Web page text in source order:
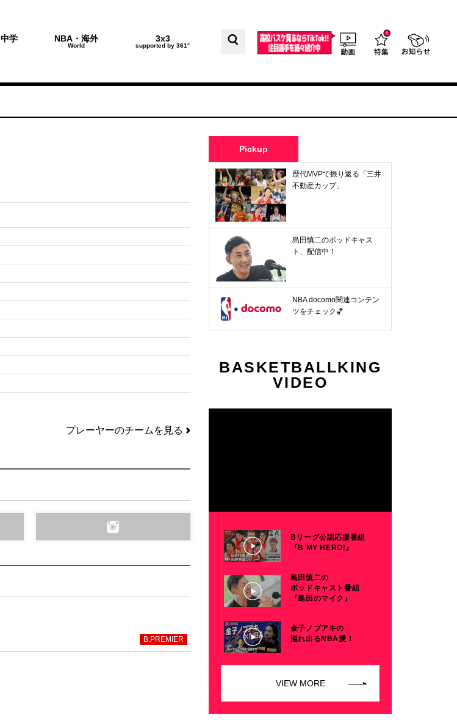
学 NBA・海外
World
3x3
supported by 361°
プレーヤーのチームを見る
B.PREMIER
Pickup
歴代MVPで振り返る「三井
不動産カップ」
島田慎二のポッドキャス
ト、配信中！
NBA docomo関連コンテン
ツをチェック🏀
BASKETBALLKING
VIDEO
Bリーグ公認応援番組
『B MY HERO!』
島田慎二の
ポッドキャスト番組
『島田のマイク』
金子ノブアキの
溢れ出るNBA愛！
VIEW MORE